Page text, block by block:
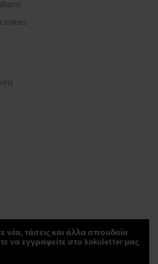
νέα, τάσεις και άλλα σπουδαία
να εγγραφείτε στο kokuletter μας